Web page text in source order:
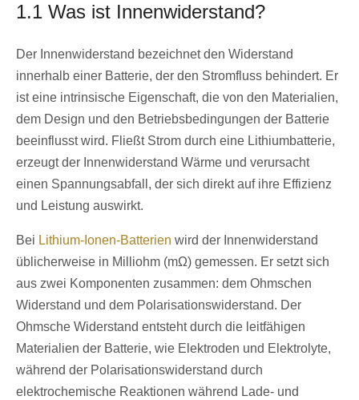
1.1 Was ist Innenwiderstand?
Der Innenwiderstand bezeichnet den Widerstand
innerhalb einer Batterie, der den Stromfluss behindert. Er
ist eine intrinsische Eigenschaft, die von den Materialien,
dem Design und den Betriebsbedingungen der Batterie
beeinflusst wird. Fließt Strom durch eine Lithiumbatterie,
erzeugt der Innenwiderstand Wärme und verursacht
einen Spannungsabfall, der sich direkt auf ihre Effizienz
und Leistung auswirkt.
Bei Lithium-Ionen-Batterien wird der Innenwiderstand
üblicherweise in Milliohm (mΩ) gemessen. Er setzt sich
aus zwei Komponenten zusammen: dem Ohmschen
Widerstand und dem Polarisationswiderstand. Der
Ohmsche Widerstand entsteht durch die leitfähigen
Materialien der Batterie, wie Elektroden und Elektrolyte,
während der Polarisationswiderstand durch
elektrochemische Reaktionen während Lade- und